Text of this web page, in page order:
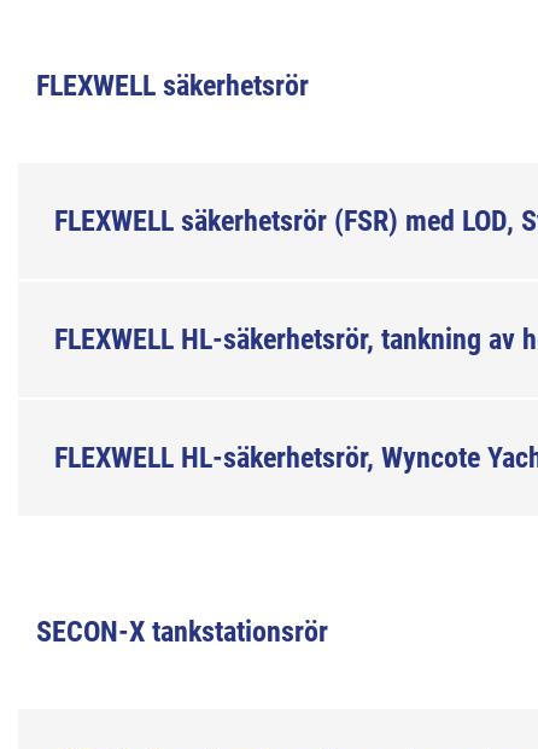
FLEXWELL säkerhetsrör
FLEXWELL säkerhetsrör (FSR) med
FLEXWELL HL-säkerhetsrör, tankning av
FLEXWELL HL-säkerhetsrör, Wyncote
SECON-X tankstationsrör